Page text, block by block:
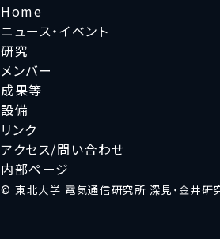
Home
ニュース・イベント
研究
メンバー
成果等
設備
リンク
アクセス/問い合わせ
内部ページ
© 東北大学 電気通信研究所 深見・金井研